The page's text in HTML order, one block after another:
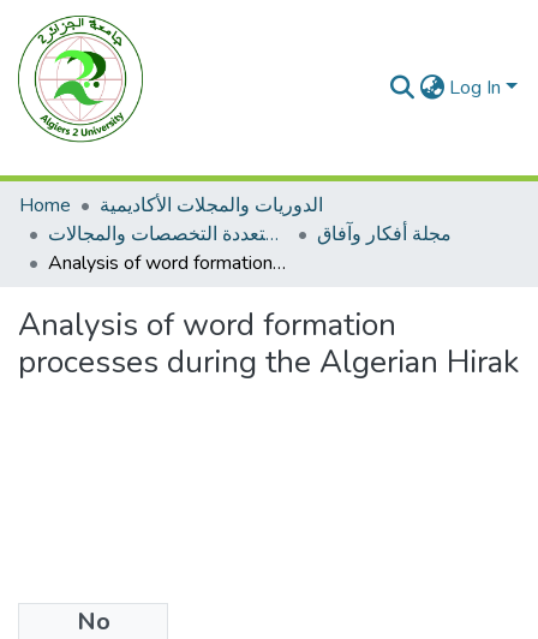
Log In
Home
الدوريات والمجلات الأكاديمية
مجلات متعددة التخصصات والمجالات
مجلة أفكار وآفاق
Analysis of word formation processes during the Algerian Hirak
Analysis of word formation
processes during the Algerian Hirak
No